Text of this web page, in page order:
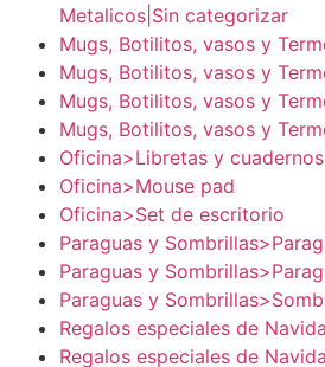
Metalicos|Sin categorizar
Mugs, Botilitos, vasos y
Mugs, Botilitos, vasos y
Mugs, Botilitos, vasos y
Mugs, Botilitos, vasos y
Oficina>Libretas y cuadernos
Oficina>Mouse pad
Oficina>Set de escritorio
Paraguas y
Paraguas y
Paraguas y
Regalos especiales de
Regalos especiales de